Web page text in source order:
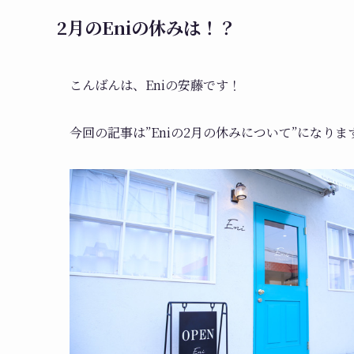
2月のEniの休みは！？
こんばんは、Eniの安藤です！
今回の記事は”Eniの2月の休みについて”になりま